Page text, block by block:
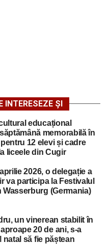
INTERESEZE ȘI
educațional
memorabilă în
12 elevi și cadre
liceele din Cugir
2026, o delegație a
va participa la Festivalul
Wasserburg (Germania)
un vinerean stabilit în
20 de ani, s-a
natal să fie păștean